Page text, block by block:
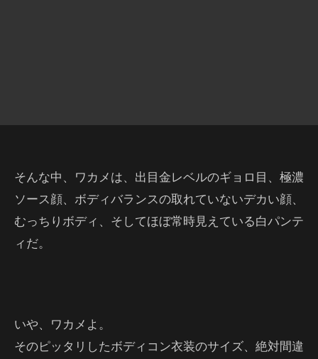
そんな中、ワカメは、出目金レベルのギョロ目、極濃
ソース顔、ボディバランスの取れていないデカい顔、
むっちりボディ、そしてほぼ常時見えている白パンテ
ィだ。
いや、ワカメよ。
そのピッタリしたボディコン衣装のサイズ、絶対間違